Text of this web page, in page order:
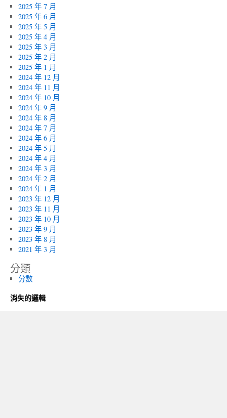
2025 年 7 月
2025 年 6 月
2025 年 5 月
2025 年 4 月
2025 年 3 月
2025 年 2 月
2025 年 1 月
2024 年 12 月
2024 年 11 月
2024 年 10 月
2024 年 9 月
2024 年 8 月
2024 年 7 月
2024 年 6 月
2024 年 5 月
2024 年 4 月
2024 年 3 月
2024 年 2 月
2024 年 1 月
2023 年 12 月
2023 年 11 月
2023 年 10 月
2023 年 9 月
2023 年 8 月
2021 年 3 月
分類
分數
消失的邏輯